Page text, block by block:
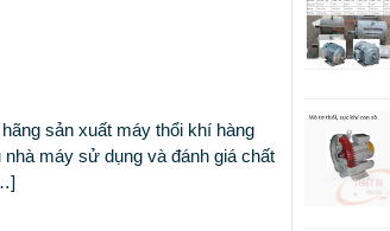
sản xuất máy thổi khí hàng
máy sử dụng và đánh giá chất